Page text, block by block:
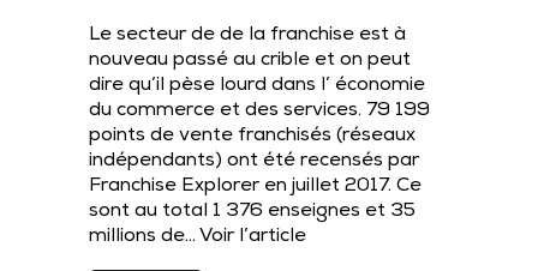
Le secteur de de la franchise est à
nouveau passé au crible et on peut
dire qu’il pèse lourd dans l’ économie
du commerce et des services. 79 199
points de vente franchisés (réseaux
indépendants) ont été recensés par
Franchise Explorer en juillet 2017. Ce
sont au total 1 376 enseignes et 35
millions de… Voir l’article